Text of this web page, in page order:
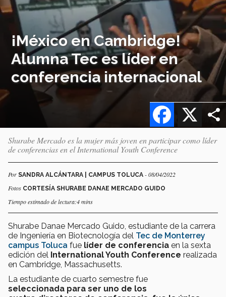
¡México en Cambridge!
Alumna Tec es líder en
conferencia internacional
X
Facebook
Shurabe Mercado es la mujer más joven en participar como líder
de conferencias en el International Youth Conference
Por SANDRA ALCÁNTARA | CAMPUS TOLUCA - 08/04/2022
Fotos CORTESÍA SHURABE DANAE MERCADO GUIDO
Tiempo estimado de lectura:4 mins
Shurabe Danae Mercado Guido, estudiante de la carrera
de Ingeniería en Biotecnología del Tec de Monterrey
campus Toluca fue líder de conferencia en la sexta
edición del International Youth Conference realizada
en Cambridge, Massachusetts.
La estudiante de cuarto semestre fue
seleccionada para ser uno de los